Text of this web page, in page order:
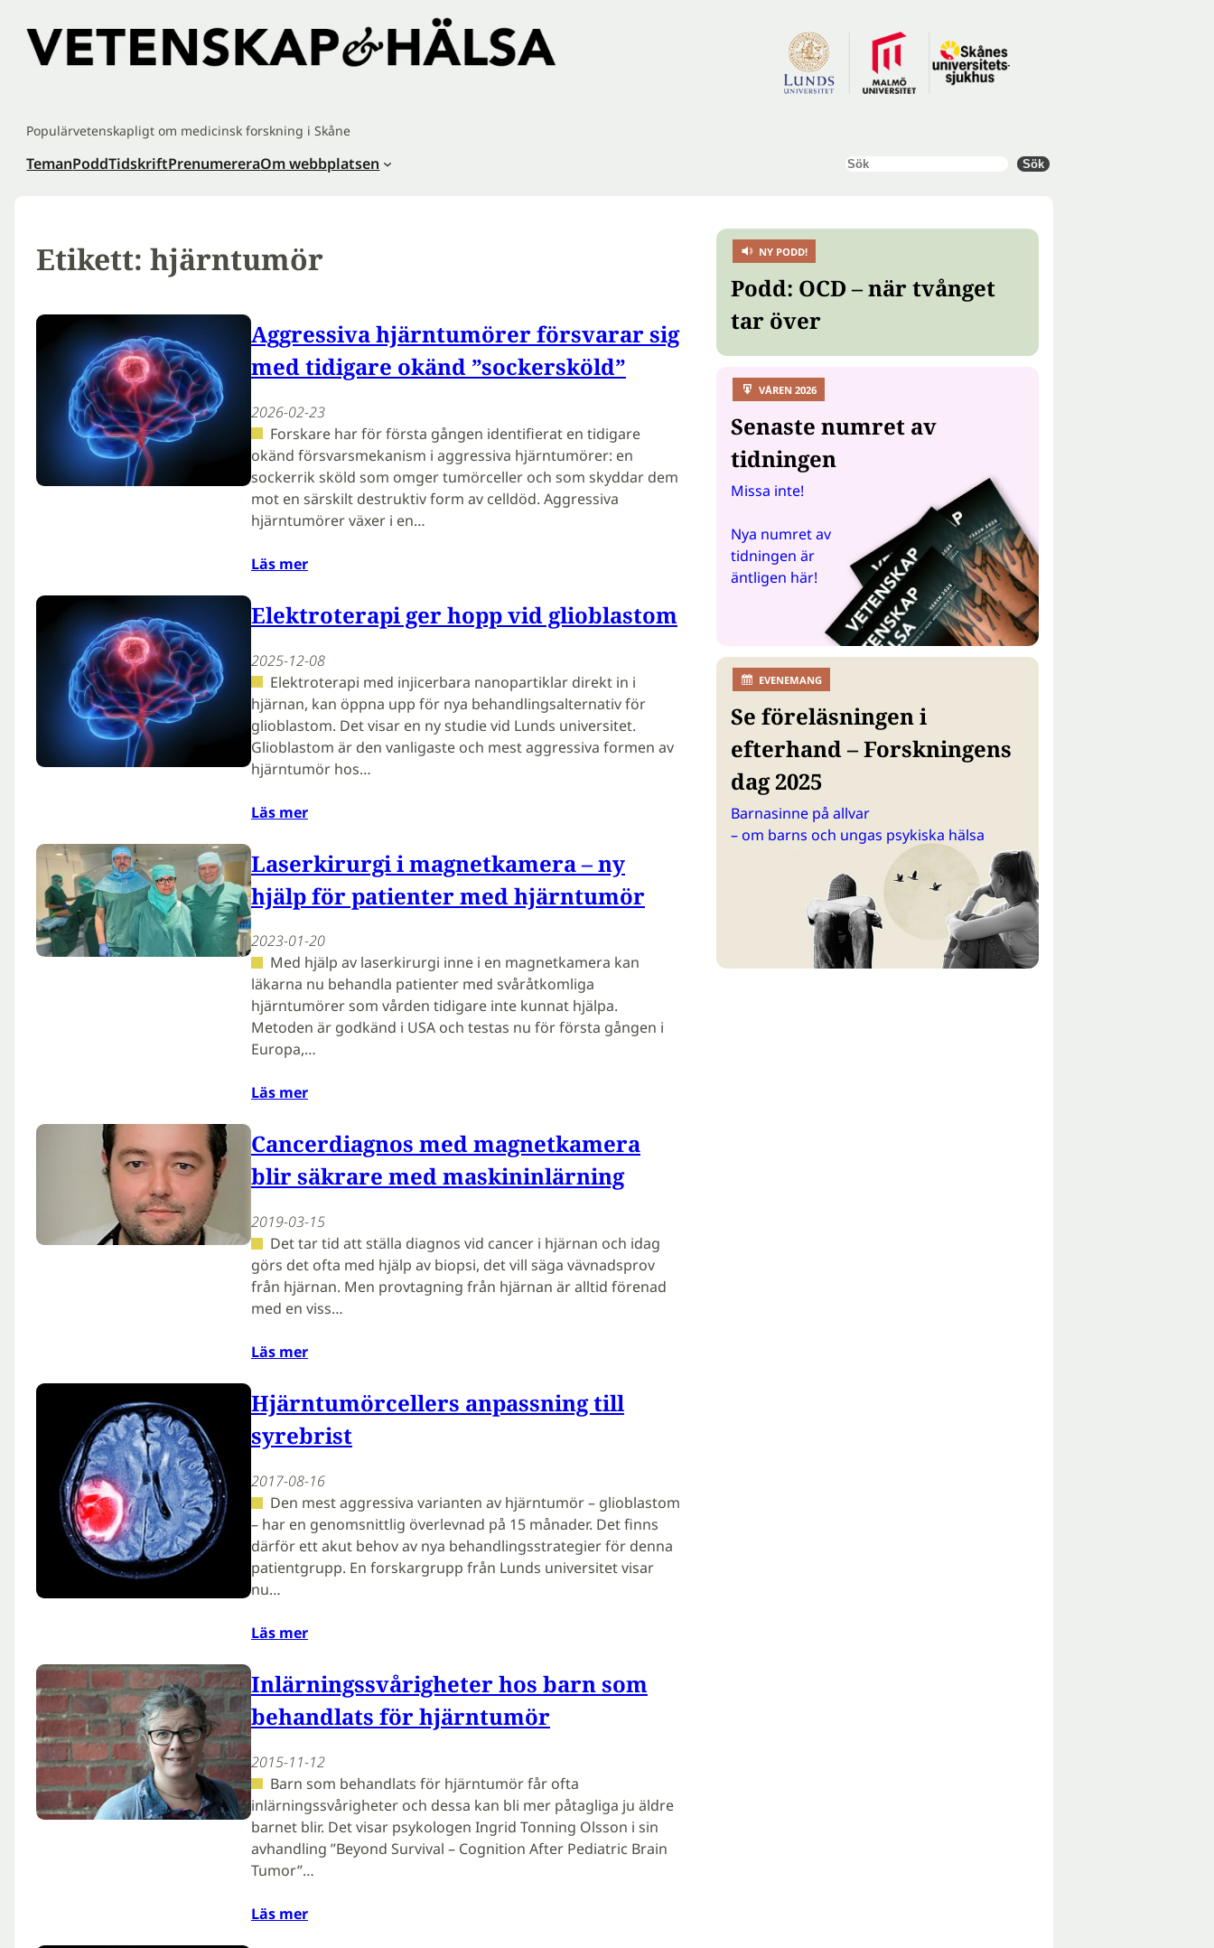
innehåll
Populärvetenskapligt om medicinsk forskning i Skåne
TemanPoddTidskriftPrenumereraOm webbplatsen Sök Sök
Etikett: hjärntumör
Aggressiva hjärntumörer försvarar sig
med tidigare okänd ”sockersköld”
2026-02-23
Forskare har för första gången identifierat en tidigare
okänd försvarsmekanism i aggressiva hjärntumörer: en
sockerrik sköld som omger tumörceller och som skyddar dem
mot en särskilt destruktiv form av celldöd. Aggressiva
hjärntumörer växer i en…
Läs mer
Elektroterapi ger hopp vid glioblastom
2025-12-08
Elektroterapi med injicerbara nanopartiklar direkt in i
hjärnan, kan öppna upp för nya behandlingsalternativ för
glioblastom. Det visar en ny studie vid Lunds universitet.
Glioblastom är den vanligaste och mest aggressiva formen av
hjärntumör hos…
Läs mer
Laserkirurgi i magnetkamera – ny
hjälp för patienter med hjärntumör
2023-01-20
Med hjälp av laserkirurgi inne i en magnetkamera kan
läkarna nu behandla patienter med svåråtkomliga
hjärntumörer som vården tidigare inte kunnat hjälpa.
Metoden är godkänd i USA och testas nu för första gången i
Europa,…
Läs mer
Cancerdiagnos med magnetkamera
blir säkrare med maskininlärning
2019-03-15
Det tar tid att ställa diagnos vid cancer i hjärnan och idag
görs det ofta med hjälp av biopsi, det vill säga vävnadsprov
från hjärnan. Men provtagning från hjärnan är alltid förenad
med en viss…
Läs mer
Hjärntumörcellers anpassning till
syrebrist
2017-08-16
Den mest aggressiva varianten av hjärntumör – glioblastom
– har en genomsnittlig överlevnad på 15 månader. Det finns
därför ett akut behov av nya behandlingsstrategier för denna
patientgrupp. En forskargrupp från Lunds universitet visar
nu…
Läs mer
Inlärningssvårigheter hos barn som
behandlats för hjärntumör
2015-11-12
Barn som behandlats för hjärntumör får ofta
inlärningssvårigheter och dessa kan bli mer påtagliga ju äldre
barnet blir. Det visar psykologen Ingrid Tonning Olsson i sin
avhandling ”Beyond Survival – Cognition After Pediatric Brain
Tumor”…
Läs mer
NY PODD!
Podd: OCD – när tvånget
tar över
VÅREN 2026
Senaste numret av
tidningen
Missa inte!
Nya numret av
tidningen är
äntligen här!
EVENEMANG
Se föreläsningen i
efterhand – Forskningens
dag 2025
Barnasinne på allvar
– om barns och ungas psykiska hälsa